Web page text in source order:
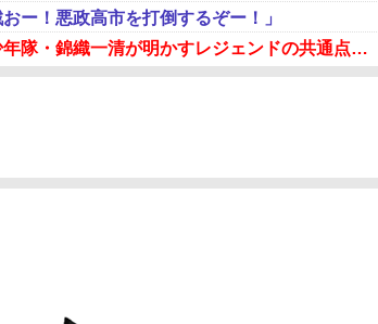
ー！悪政高市を打倒するぞー！」
「ジャニーさんとつかこうへい氏は同じ」少年隊・錦織一清が明かすレジェンドの共通点と我流の演出論